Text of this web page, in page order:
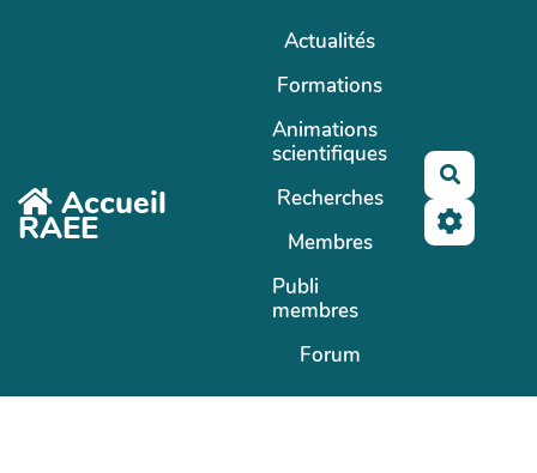
Accueil
RAEE
Actualités
Formations
Animations
scientifiques
Recherches
Membres
Publi
membres
Forum